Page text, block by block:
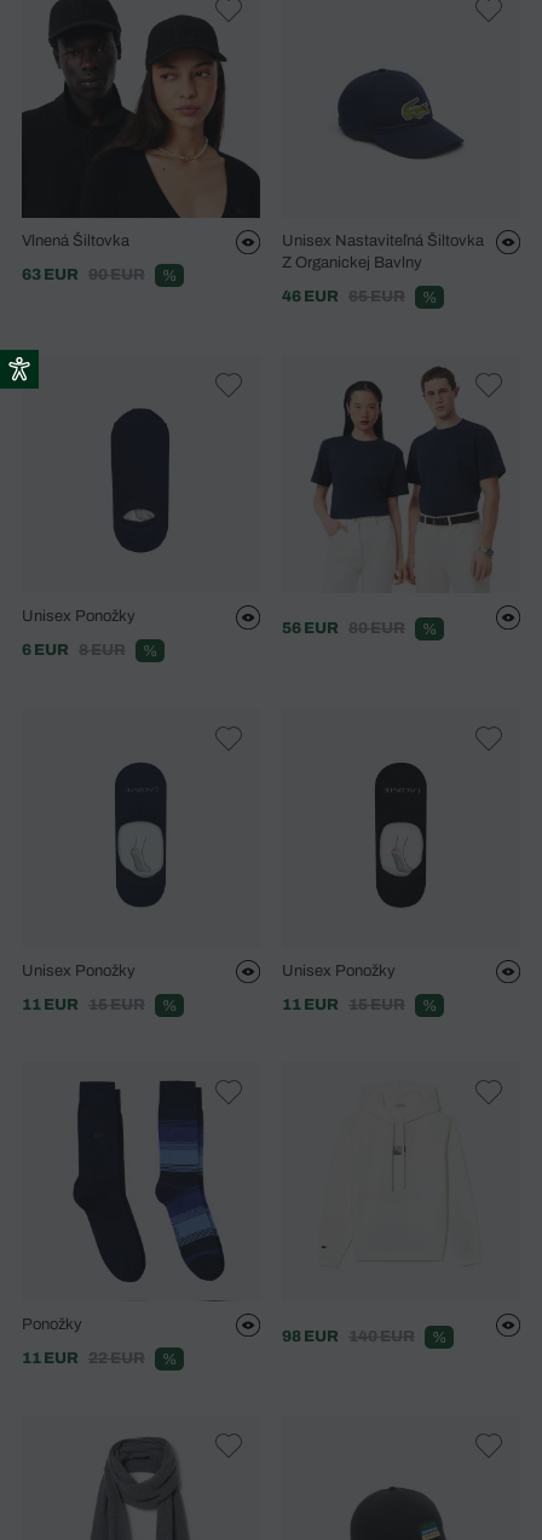
Vlnená Šiltovka
63 EUR
90 EUR %
Unisex Nastaviteľná Šiltovka
Z Organickej Bavlny
46 EUR
65 EUR %
Unisex Ponožky
6 EUR
8 EUR %
56 EUR 80 EUR %
Unisex Ponožky
11 EUR
15 EUR %
Unisex Ponožky
11 EUR
15 EUR %
Ponožky
11 EUR
22 EUR %
98 EUR 140 EUR %